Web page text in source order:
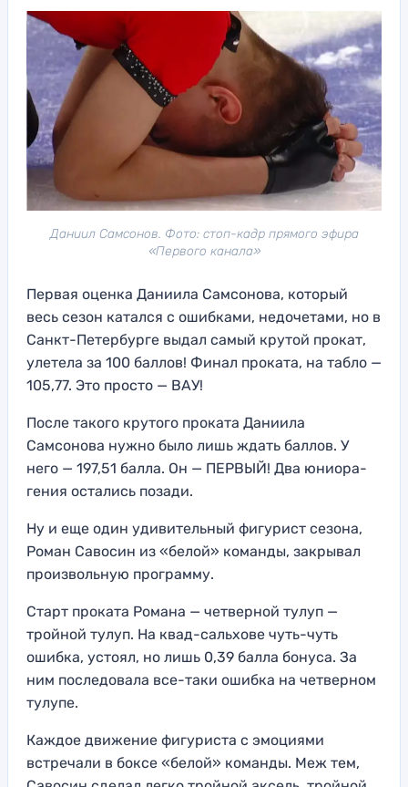
Даниил Самсонов. Фото: стоп-кадр прямого эфира
«Первого канала»
Первая оценка Даниила Самсонова, который
весь сезон катался с ошибками, недочетами, но в
Санкт-Петербурге выдал самый крутой прокат,
улетела за 100 баллов! Финал проката, на табло —
105,77. Это просто — ВАУ!
После такого крутого проката Даниила
Самсонова нужно было лишь ждать баллов. У
него — 197,51 балла. Он — ПЕРВЫЙ! Два юниора-
гения остались позади.
Ну и еще один удивительный фигурист сезона,
Роман Савосин из «белой» команды, закрывал
произвольную программу.
Старт проката Романа — четверной тулуп —
тройной тулуп. На квад-сальхове чуть-чуть
ошибка, устоял, но лишь 0,39 балла бонуса. За
ним последовала все-таки ошибка на четверном
тулупе.
Каждое движение фигуриста с эмоциями
встречали в боксе «белой» команды. Меж тем,